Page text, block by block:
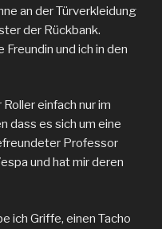
an der Türverkleidung
der Rückbank.
und ich in den
einfach nur im
dass es sich um eine
Professor
und hat mir deren
ich Griffe, einen Tacho